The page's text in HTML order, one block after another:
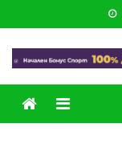
to
content
Menu